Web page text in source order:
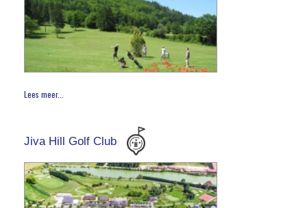
Lees meer...
Jiva Hill Golf Club